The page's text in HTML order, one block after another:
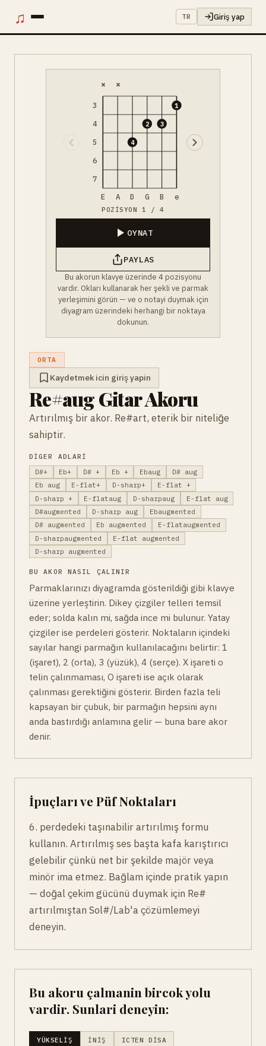
♫ TR Giriş yap
3
4
5
6
7
× ×
4
2 3
1
E A D G B e
POZISYON 1 / 4
OYNAT
PAYLAS
Bu akorun klavye üzerinde 4 pozisyonu
vardir. Okları kullanarak her şekli ve parmak
yerleşimini görün — ve o notayi duymak için
diyagram üzerindeki herhangi bir noktaya
dokunun.
ORTA
Kaydetmek icin giriş yapin
Re#aug Gitar Akoru
Artırılmış bir akor. Re#art, eterik bir niteliğe
sahiptir.
DIGER ADLARI
D#+
Eb+ D# + Eb + Ebaug
D# aug
Eb aug
E-flat+ D-sharp+
E-flat +
D-sharp +
E-flataug D-sharpaug
E-flat aug
D#augmented
D-sharp aug
Ebaugmented
D# augmented
Eb augmented
E-flataugmented
D-sharpaugmented
E-flat augmented
D-sharp augmented
BU AKOR NASIL ÇALINIR
Parmaklarınızı diyagramda gösterildiği gibi klavye
üzerine yerleştirin. Dikey çizgiler telleri temsil
eder; solda kalın mi, sağda ince mi bulunur. Yatay
çizgiler ise perdeleri gösterir. Noktaların içindeki
sayılar hangi parmağın kullanılacağını belirtir: 1
(işaret), 2 (orta), 3 (yüzük), 4 (serçe). X işareti o
telin çalınmaması, O işareti ise açık olarak
çalınması gerektiğini gösterir. Birden fazla teli
kapsayan bir çubuk, bir parmağın hepsini aynı
anda bastırdığı anlamına gelir — buna bare akor
denir.
İpuçları ve Püf Noktaları
6. perdedeki taşınabilir artırılmış formu
kullanın. Artırılmış ses başta kafa karıştırıcı
gelebilir çünkü net bir şekilde majör veya
minör ima etmez. Bağlam içinde pratik yapın
— doğal çekim gücünü duymak için Re#
artırılmıştan Sol#/Lab'a çözümlemeyi
deneyin.
Bu akoru çalmanin bircok yolu
vardir. Sunlari deneyin:
YÜKSELIŞ İNIŞ ICTEN DISA